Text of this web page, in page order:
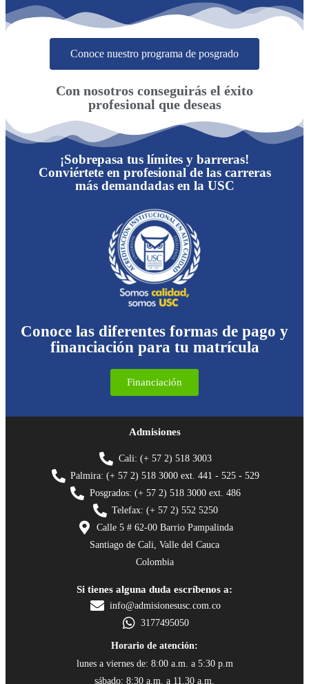
Conoce nuestro programa de posgrado
Con nosotros conseguirás el éxito
profesional que deseas
¡Sobrepasa tus límites y barreras!
Conviértete en profesional de las carreras
más demandadas en la USC
Conoce las diferentes formas de pago y
financiación para tu matrícula
Financiación
Admisiones
Cali: (+ 57 2) 518 3003
Palmira: (+ 57 2) 518 3000 ext. 441 - 525 - 529
Posgrados: (+ 57 2) 518 3000 ext. 486
Telefax: (+ 57 2) 552 5250
Calle 5 # 62-00 Barrio Pampalinda
Santiago de Cali, Valle del Cauca
Colombia
Si tienes alguna duda escríbenos a:
info@admisionesusc.com.co
3177495050
Horario de atención:
lunes a viernes de: 8:00 a.m. a 5:30 p.m
sábado: 8:30 a.m. a 11.30 a.m.